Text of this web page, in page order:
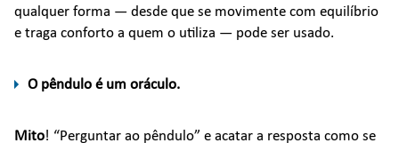
qualquer forma — desde que se movimente com equilíbrio
e traga conforto a quem o utiliza — pode ser usado.
O pêndulo é um oráculo.
Mito! “Perguntar ao pêndulo” e acatar a resposta como se